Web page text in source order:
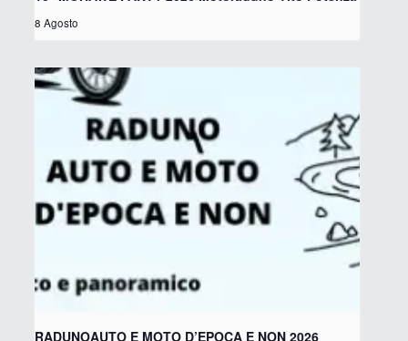
8 Agosto
RADUNOAUTO E MOTO D’EPOCA E NON 2026